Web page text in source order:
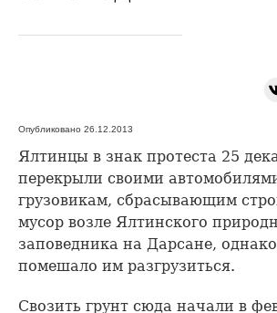
Опубликовано 26.12.2013
Ялтинцы в знак протеста 25
перекрыли своими
грузовикам, сбрасывающим
мусор возле Ялтинского
заповедника на Дарсане,
помешало им разгрузиться.
Свозить грунт сюда начали в